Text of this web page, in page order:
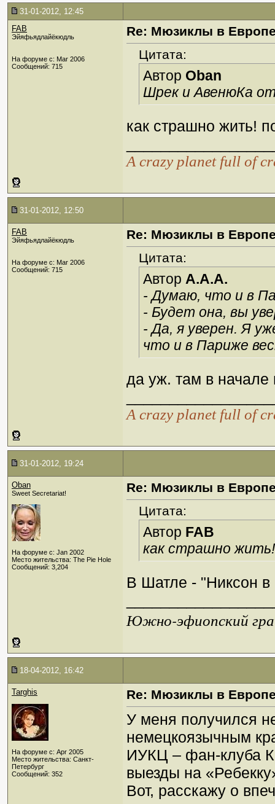
31-01-2012, 12:45
FAB
Эйяфьядлайёкюдль
На форуме с: Mar 2006
Сообщений: 715
Re: Мюзиклы в
Цитата:
Автор Oban
Шрек и АвенюКа
как страшно жить!
А crazy planet full of
31-01-2012, 12:50
FAB
Эйяфьядлайёкюдль
На форуме с: Mar 2006
Сообщений: 715
Re: Мюзиклы в
Цитата:
Автор A.A.A.
- Думаю, что и в
- Будет она, вы
- Да, я уверен. Я
что и в Париже
да уж. там в начале
А crazy planet full of
31-01-2012, 19:24
Oban
Sweet Secretariat!
На форуме с: Jan 2002
Место жительства: The Pie Hole
Сообщений: 3,204
Re: Мюзиклы в
Цитата:
Автор FAB
как страшно
В Шатле - "Никсон
Южно-эфиопский
18-04-2012, 16:42
Targhis
На форуме с: Apr 2005
Место жительства: Санкт-
Петербург
Сообщений: 352
Re: Мюзиклы в
У меня получился
немецкоязычным
ИУКЦ – фан-клуба
выезды на
Вот, расскажу о